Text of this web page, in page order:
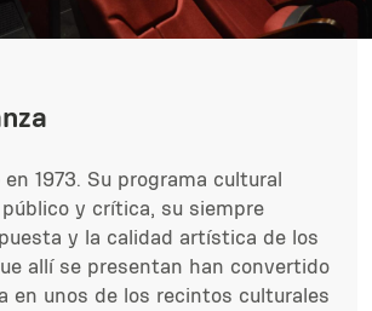
en 1973. Su programa cultural
y crítica, su siempre
y la calidad artística de los
allí se presentan han convertido
en unos de los recintos culturales